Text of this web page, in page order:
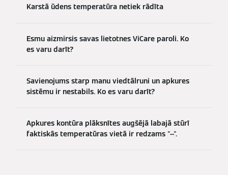
Karstā ūdens temperatūra netiek rādīta
Esmu aizmirsis savas lietotnes ViCare paroli. Ko
es varu darīt?
Savienojums starp manu viedtālruni un apkures
sistēmu ir nestabils. Ko es varu darīt?
Apkures kontūra plāksnītes augšējā labajā stūrī
faktiskās temperatūras vietā ir redzams "--".